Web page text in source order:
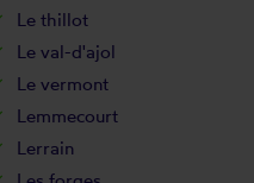
Le thillot
Le val-d'ajol
Le vermont
Lemmecourt
Lerrain